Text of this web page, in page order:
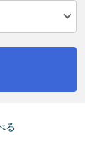
る